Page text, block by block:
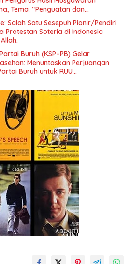
Tema: “Penguatan dan
KBI yang Berbasis Riset di seluruh
Salah Satu Sesepuh Pionir/Pendiri
Protestan Soteria di Indonesia
Buruh (KSP–PB) Gelar
Menuntaskan Perjuangan
Buruh untuk RUU